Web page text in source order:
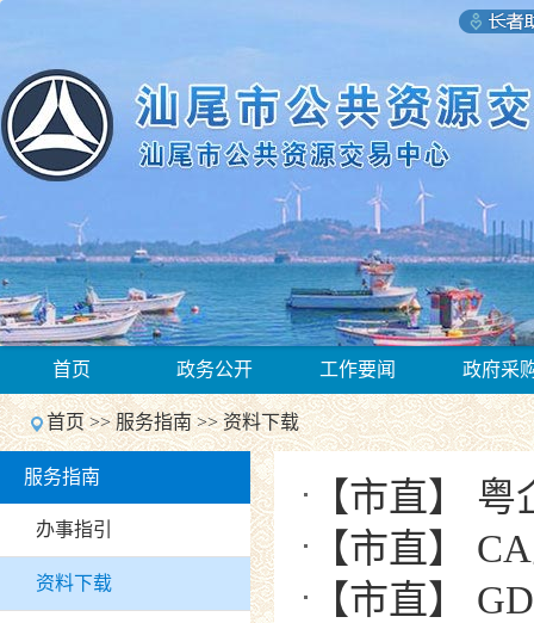
Previous
Next
1
Previous
首页 政务公开 工作要闻 政府采
首页>>服务指南>>资料下载
服务指南
办事指引
资料下载
【市直】
【市直】
【市直】